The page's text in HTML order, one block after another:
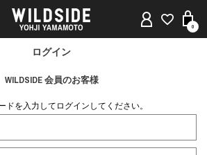
0
ログイン
WILDSIDE 会員のお客様
ドを入力してログインしてください。